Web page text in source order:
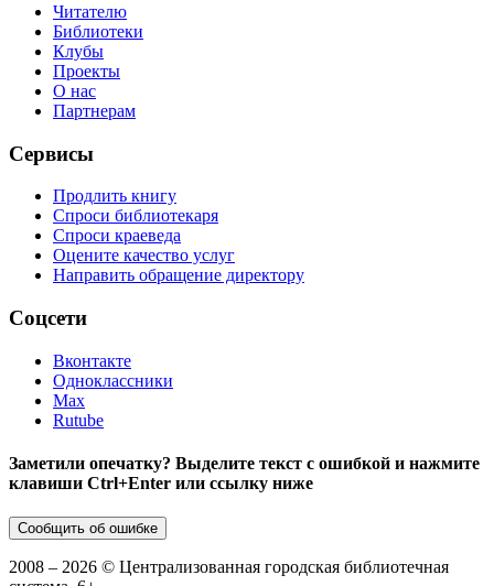
Читателю
Библиотеки
Клубы
Проекты
О нас
Партнерам
Сервисы
Продлить книгу
Спроси библиотекаря
Спроси краеведа
Оцените качество услуг
Направить обращение директору
Соцсети
Вконтакте
Одноклассники
Max
Rutube
Заметили опечатку? Выделите текст с ошибкой и нажмите
клавиши Ctrl+Enter или ссылку ниже
Сообщить об ошибке
2008 – 2026 © Централизованная городская библиотечная